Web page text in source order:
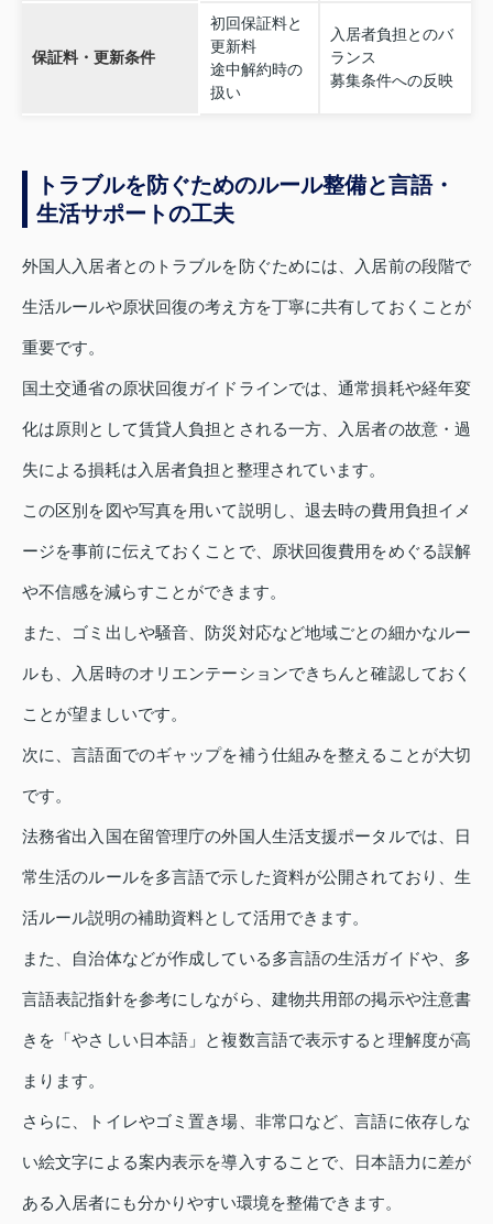
保証料・更新条件
初回保証料と
更新料
途中解約時の
扱い
入居者負担とのバ
ランス
募集条件への反映
トラブルを防ぐためのルール整備と言語・
生活サポートの工夫
外国人入居者とのトラブルを防ぐためには、入居前の段階で
生活ルールや原状回復の考え方を丁寧に共有しておくことが
重要です。
国土交通省の原状回復ガイドラインでは、通常損耗や経年変
化は原則として賃貸人負担とされる一方、入居者の故意・過
失による損耗は入居者負担と整理されています。
この区別を図や写真を用いて説明し、退去時の費用負担イメ
ージを事前に伝えておくことで、原状回復費用をめぐる誤解
や不信感を減らすことができます。
また、ゴミ出しや騒音、防災対応など地域ごとの細かなルー
ルも、入居時のオリエンテーションできちんと確認しておく
ことが望ましいです。
次に、言語面でのギャップを補う仕組みを整えることが大切
です。
法務省出入国在留管理庁の外国人生活支援ポータルでは、日
常生活のルールを多言語で示した資料が公開されており、生
活ルール説明の補助資料として活用できます。
また、自治体などが作成している多言語の生活ガイドや、多
言語表記指針を参考にしながら、建物共用部の掲示や注意書
きを「やさしい日本語」と複数言語で表示すると理解度が高
まります。
さらに、トイレやゴミ置き場、非常口など、言語に依存しな
い絵文字による案内表示を導入することで、日本語力に差が
ある入居者にも分かりやすい環境を整備できます。